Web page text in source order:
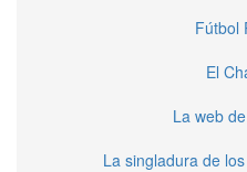
Fútbol
El
La web
La singladura de